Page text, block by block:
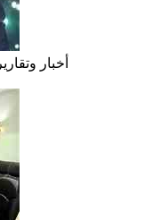
أخبار وتقارير